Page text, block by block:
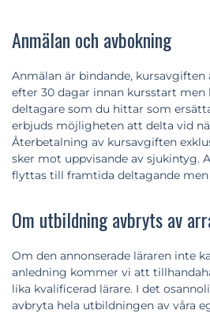
Anmälan och avbokning
Anmälan är bindande,
efter 30 dagar innan kursstart men
deltagare som du hittar som
erbjuds möjligheten att delta vid
Återbetalning av kursavgiften
sker mot uppvisande av sjukintyg.
flyttas till framtida deltagande men
Om utbildning avbryts av
Om den annonserade läraren inte
anledning kommer vi att
lika kvalificerad lärare. I det
avbryta hela utbildningen av våra